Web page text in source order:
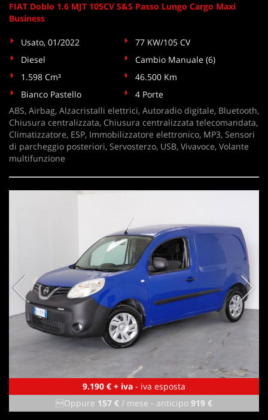
FIAT Doblo 1.6 MJT 105CV S&S Passo Lungo Cargo Maxi
Business
Usato, 01/2022
77 KW/105 CV
Diesel
Cambio Manuale (6)
1.598 Cm³
46.500 Km
Bianco Pastello
4 Porte
ABS, Airbag, Alzacristalli elettrici, Autoradio digitale, Bluetooth,
Chiusura centralizzata, Chiusura centralizzata telecomandata,
Climatizzatore, ESP, Immobilizzatore elettronico, MP3, Sensori
di parcheggio posteriori, Servosterzo, USB, Vivavoce, Volante
multifunzione
9.190 € + iva - iva esposta
Oppure 157 € / mese - anticipo 919 €